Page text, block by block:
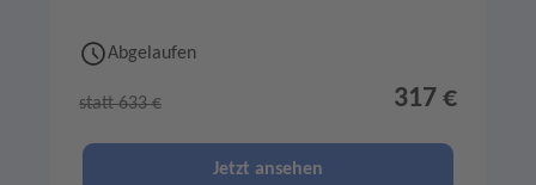
Abgelaufen
statt 633 € 317 €
Jetzt ansehen